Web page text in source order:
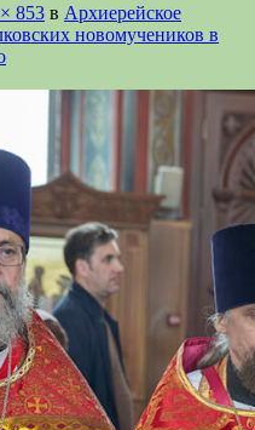
853 в Архиерейское
новомучеников в